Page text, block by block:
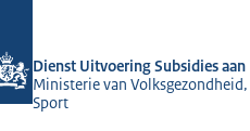
Dienst Uitvoering Subsidies
Ministerie van
Sport